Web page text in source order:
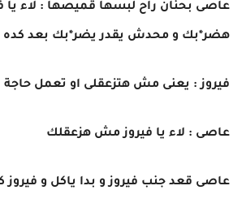
عاصى بحنان راح لبسها قميصها : لاء يا
هضر*بك و محدش يقدر يضر*بك بعد كده
فيروز : يعنى مش هتزعقلى او تعمل حاجة
عاصى : لاء يا فيروز مش هزعقلك
عاصى قعد جنب فيروز و بدا ياكل و